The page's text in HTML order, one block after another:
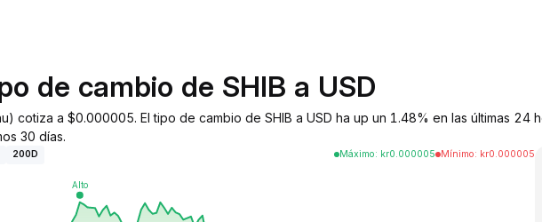
de cambio de SHIB a USD
cotiza a $0.000005. El tipo de cambio de SHIB a USD ha up un 1.48% en las últimas
30 días.
200D Máximo: kr0.000005 Mínimo: kr0.000005